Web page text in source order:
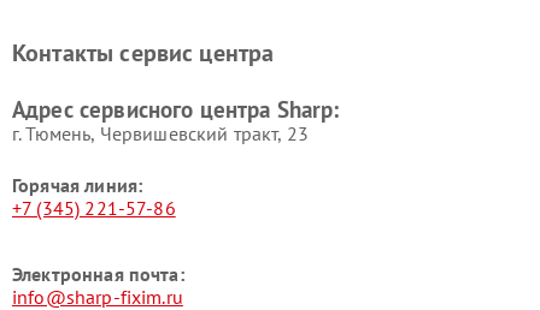
Контакты сервис центра
Адрес сервисного центра Sharp:
г. Тюмень, ​Червишевский тракт, 23
Горячая линия:
+7 (345) 221-57-86
Электронная почта:
info@sharp-fixim.ru